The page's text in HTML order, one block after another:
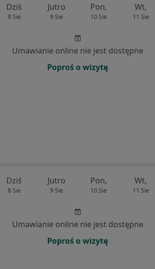
Dziś
8 Sie
Jutro
9 Sie
Pon,
10 Sie
Wt,
11 Sie
Umawianie online nie jest dostępne
Poproś o wizytę
Dziś
8 Sie
Jutro
9 Sie
Pon,
10 Sie
Wt,
11 Sie
Umawianie online nie jest dostępne
Poproś o wizytę